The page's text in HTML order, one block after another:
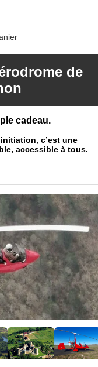
de
cadeau.
c’est une
accessible à tous.